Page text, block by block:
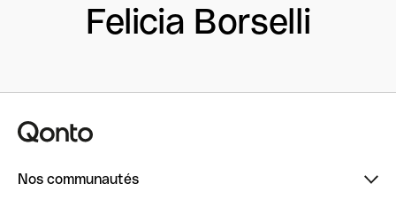
Felicia Borselli
Nos communautés